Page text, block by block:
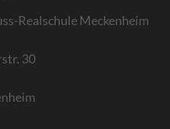
Realschule Meckenheim
30